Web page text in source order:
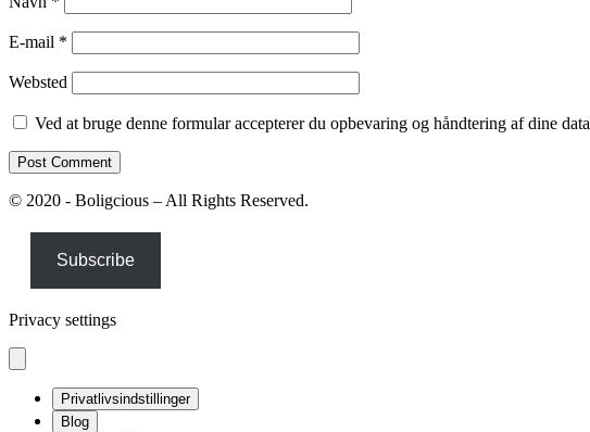
E-mail *
Websted
Ved at bruge denne formular accepterer du opbevaring og håndtering af dine
© 2020 - Boligcious – All Rights Reserved.
Subscribe
Privacy settings
Privatlivsindstillinger
Blog